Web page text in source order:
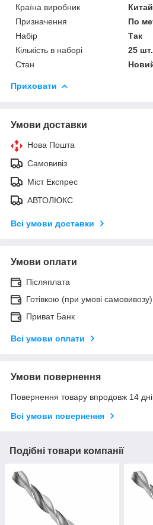
Країна виробник
Китай
Призначення
По
Набір
Так
Кількість в наборі
25 шт.
Стан
Приховати
Умови доставки
Нова Пошта
Самовивіз
Міст Експрес
АВТОЛЮКС
Всі умови доставки
Умови оплати
Післяплата
Готівкою (при умові самовивозу)
Приват Банк
Всі умови оплати
Умови повернення
Повернення товару впродовж 14
Всі умови повернення
Подібні товари компанії